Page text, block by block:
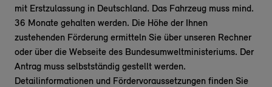
mit Erstzulassung in Deutschland. Das Fahrzeug muss mind.
36 Monate gehalten werden. Die Höhe der Ihnen
zustehenden Förderung ermitteln Sie über unseren Rechner
oder über die Webseite des Bundesumweltministeriums. Der
Antrag muss selbstständig gestellt werden.
Detailinformationen und Fördervoraussetzungen finden Sie